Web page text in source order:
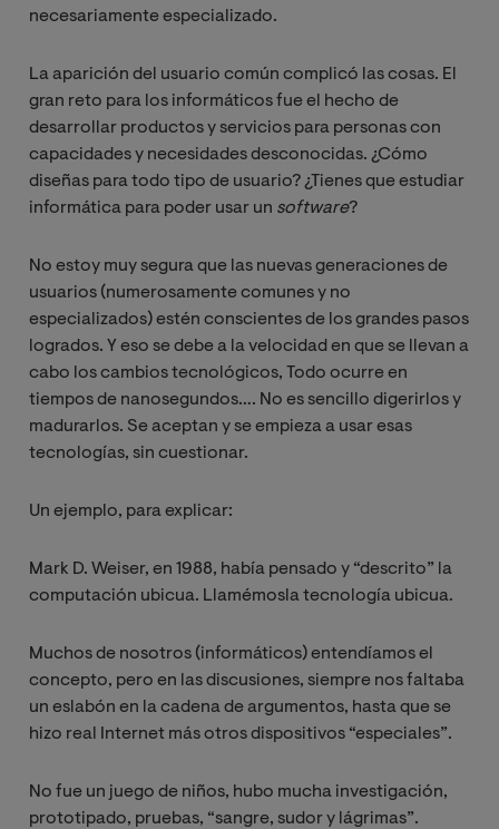
necesariamente especializado.
La aparición del usuario común complicó las cosas. El
gran reto para los informáticos fue el hecho de
desarrollar productos y servicios para personas con
capacidades y necesidades desconocidas. ¿Cómo
diseñas para todo tipo de usuario? ¿Tienes que estudiar
informática para poder usar un software?
No estoy muy segura que las nuevas generaciones de
usuarios (numerosamente comunes y no
especializados) estén conscientes de los grandes pasos
logrados. Y eso se debe a la velocidad en que se llevan a
cabo los cambios tecnológicos, Todo ocurre en
tiempos de nanosegundos…. No es sencillo digerirlos y
madurarlos. Se aceptan y se empieza a usar esas
tecnologías, sin cuestionar.
Un ejemplo, para explicar:
Mark D. Weiser, en 1988, había pensado y “descrito” la
computación ubicua. Llamémosla tecnología ubicua.
Muchos de nosotros (informáticos) entendíamos el
concepto, pero en las discusiones, siempre nos faltaba
un eslabón en la cadena de argumentos, hasta que se
hizo real Internet más otros dispositivos “especiales”.
No fue un juego de niños, hubo mucha investigación,
prototipado, pruebas, “sangre, sudor y lágrimas”.